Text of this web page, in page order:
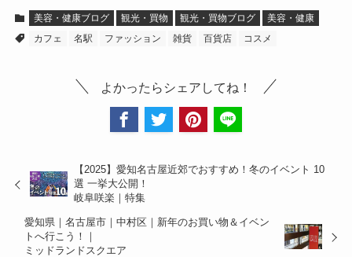
美容・健康ブログ 観光・買物 観光・買物ブログ
美容・健康
カフェ
名駅 ファッション 雑貨 百貨店 コスメ
よかったらシェアしてね！
【2025】愛知名古屋近郊でおすすめ！冬のイベント 10
選 一挙大公開！
岐阜咲楽｜特集
愛知県｜名古屋市｜中村区｜新年のお買い物＆イベン
トへ行こう！｜
ミッドランドスクエア